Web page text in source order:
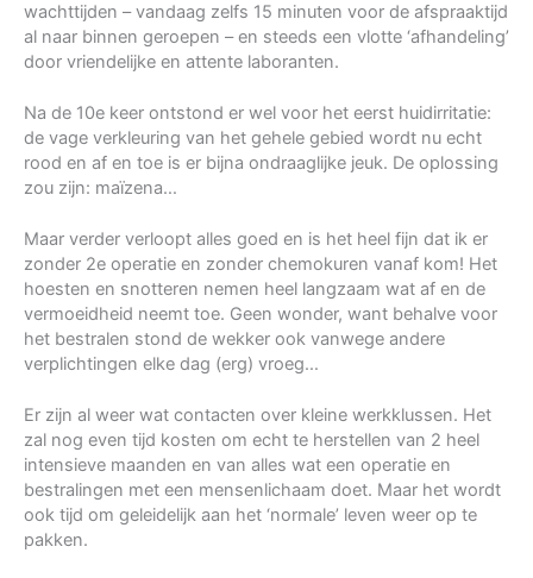
wachttijden – vandaag zelfs 15 minuten voor de afspraaktijd
al naar binnen geroepen – en steeds een vlotte ‘afhandeling’
door vriendelijke en attente laboranten.
Na de 10e keer ontstond er wel voor het eerst huidirritatie:
de vage verkleuring van het gehele gebied wordt nu echt
rood en af en toe is er bijna ondraaglijke jeuk. De oplossing
zou zijn: maïzena…
Maar verder verloopt alles goed en is het heel fijn dat ik er
zonder 2e operatie en zonder chemokuren vanaf kom! Het
hoesten en snotteren nemen heel langzaam wat af en de
vermoeidheid neemt toe. Geen wonder, want behalve voor
het bestralen stond de wekker ook vanwege andere
verplichtingen elke dag (erg) vroeg…
Er zijn al weer wat contacten over kleine werkklussen. Het
zal nog even tijd kosten om echt te herstellen van 2 heel
intensieve maanden en van alles wat een operatie en
bestralingen met een mensenlichaam doet. Maar het wordt
ook tijd om geleidelijk aan het ‘normale’ leven weer op te
pakken.